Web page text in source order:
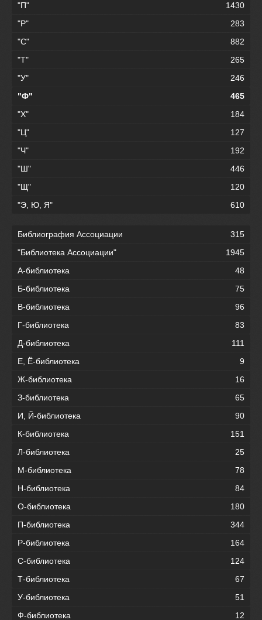
"П"
1430
"Р"
283
"С"
882
"Т"
265
"У"
246
"Ф"
465
"Х"
184
"Ц"
127
"Ч"
192
"Ш"
446
"Щ"
120
"Э, Ю, Я"
610
Библиография Ассоциации
315
"Библиотека Ассоциации"
1945
А-библиотека
48
Б-библиотека
75
В-библиотека
96
Г-библиотека
83
Д-библиотека
111
Е, Ё-библиотека
9
Ж-библиотека
16
З-библиотека
65
И, Й-библиотека
90
К-библиотека
151
Л-библиотека
25
М-библиотека
78
Н-библиотека
84
О-библиотека
180
П-библиотека
344
Р-библиотека
164
С-библиотека
124
Т-библиотека
67
У-библиотека
51
Ф-библиотека
12